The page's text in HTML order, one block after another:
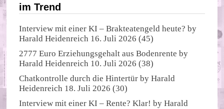
im Trend
Interview mit einer KI – Brakteatengeld heute? by
Harald Heidenreich 16. Juli 2026 (45)
2777 Euro Erziehungsgehalt aus Bodenrente by
Harald Heidenreich 10. Juli 2026 (38)
Chatkontrolle durch die Hintertür byHarald
Heidenreich 18. Juli 2026 (30)
Interview mit einer KI – Rente? Klar! byHarald